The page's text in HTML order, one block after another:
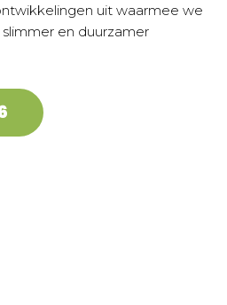
uit waarmee we
en duurzamer